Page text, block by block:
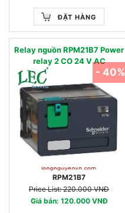
ĐẶT HÀNG
Relay nguồn RPM21B7 Power
relay 2 CO 24 V AC
RPM21B7
Price List: 220.000 VNĐ
Giá bán: 120.000 VNĐ
- 40%